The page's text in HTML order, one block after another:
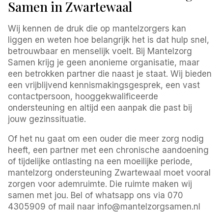
Samen in Zwartewaal
Wij kennen de druk die op mantelzorgers kan
liggen en weten hoe belangrijk het is dat hulp snel,
betrouwbaar en menselijk voelt. Bij Mantelzorg
Samen krijg je geen anonieme organisatie, maar
een betrokken partner die naast je staat. Wij bieden
een vrijblijvend kennismakingsgesprek, een vast
contactpersoon, hooggekwalificeerde
ondersteuning en altijd een aanpak die past bij
jouw gezinssituatie.
Of het nu gaat om een ouder die meer zorg nodig
heeft, een partner met een chronische aandoening
of tijdelijke ontlasting na een moeilijke periode,
mantelzorg ondersteuning Zwartewaal moet vooral
zorgen voor ademruimte. Die ruimte maken wij
samen met jou. Bel of whatsapp ons via 070
4305909 of mail naar info@mantelzorgsamen.nl